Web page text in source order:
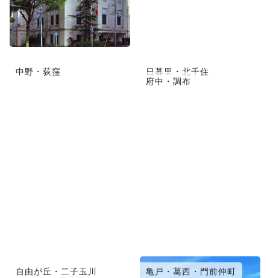
中野・荻窪
日暮里・北千住
府中・調布
自由が丘・二子玉川 亀戸・葛西・門前仲町